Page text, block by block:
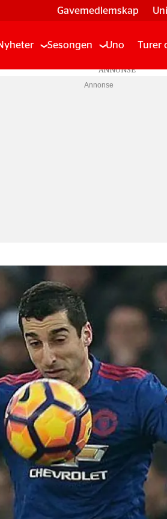
Gavemedlemskap
Sesongen Uno Turer
Annonse